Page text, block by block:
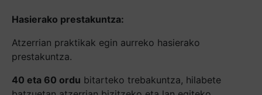
Hasierako prestakuntza:
Atzerrian praktikak egin aurreko hasierako
prestakuntza.
40 eta 60 ordu bitarteko trebakuntza, hilabete